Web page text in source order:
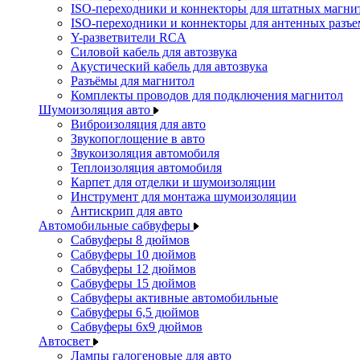
ISO-переходники и коннекторы для штатных
ISO-переходники и коннекторы для антенных
Y-разветвители RCA
Силовой кабель для автозвука
Акустический кабель для автозвука
Разъёмы для магнитол
Комплекты проводов для подключения магнитол
Шумоизоляция авто
Виброизоляция для авто
Звукопоглощение в авто
Звукоизоляция автомобиля
Теплоизоляция автомобиля
Карпет для отделки и шумоизоляции
Инструмент для монтажа шумоизоляции
Антискрип для авто
Автомобильные сабвуферы
Сабвуферы 8 дюймов
Сабвуферы 10 дюймов
Сабвуферы 12 дюймов
Сабвуферы 15 дюймов
Сабвуферы активные автомобильные
Сабвуферы 6,5 дюймов
Сабвуферы 6x9 дюймов
Автосвет
Лампы галогеновые для авто